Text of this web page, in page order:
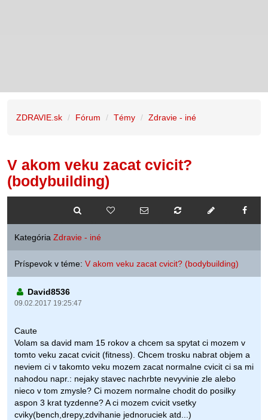
ZDRAVIE.sk Fórum Témy Zdravie - iné
V akom veku zacat cvicit?
(bodybuilding)
Kategória Zdravie - iné
Príspevok v téme: V akom veku zacat cvicit? (bodybuilding)
David8536
09.02.2017 19:25:47
Caute
Volam sa david mam 15 rokov a chcem sa spytat ci mozem v
tomto veku zacat cvicit (fitness). Chcem trosku nabrat objem a
neviem ci v takomto veku mozem zacat normalne cvicit ci sa mi
nahodou napr.: nejaky stavec nachrbte nevyvinie zle alebo
nieco v tom zmysle? Ci mozem normalne chodit do posilky
aspon 3 krat tyzdenne? A ci mozem cvicit vsetky
cviky(bench,drepy,zdvihanie jednoruciek atd...)